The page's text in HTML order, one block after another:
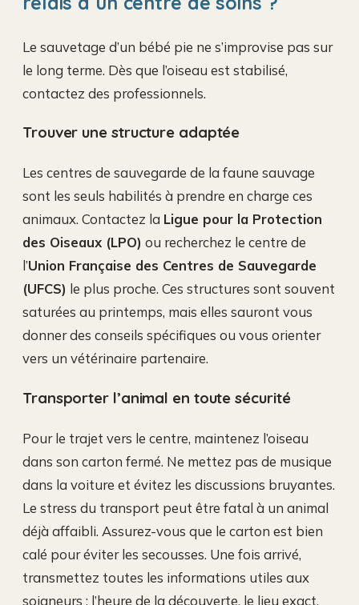
Le sauvetage d’un bébé pie ne s’improvise pas sur
le long terme. Dès que l’oiseau est stabilisé,
contactez des professionnels.
Trouver une structure adaptée
Les centres de sauvegarde de la faune sauvage
sont les seuls habilités à prendre en charge ces
animaux. Contactez la Ligue pour la Protection
des Oiseaux (LPO) ou recherchez le centre de
l’Union Française des Centres de Sauvegarde
(UFCS) le plus proche. Ces structures sont souvent
saturées au printemps, mais elles sauront vous
donner des conseils spécifiques ou vous orienter
vers un vétérinaire partenaire.
Transporter l’animal en toute sécurité
Pour le trajet vers le centre, maintenez l’oiseau
dans son carton fermé. Ne mettez pas de musique
dans la voiture et évitez les discussions bruyantes.
Le stress du transport peut être fatal à un animal
déjà affaibli. Assurez-vous que le carton est bien
calé pour éviter les secousses. Une fois arrivé,
transmettez toutes les informations utiles aux
soigneurs : l’heure de la découverte, le lieu exact,